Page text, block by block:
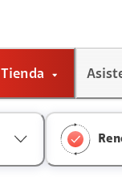
Tienda